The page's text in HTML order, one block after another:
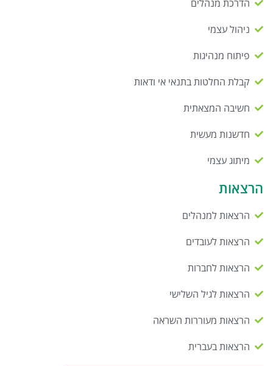
הדרכת מנהלים
ניהול עצמי
פיתוח מנהיגות
קבלת החלטות בתנאי אי ודאות
חשיבה המצאתית
חדשנות מעשית
מיתוג עצמי
הרצאות
הרצאות למנהלים
הרצאות לעובדים
הרצאות לחברות
הרצאות לגיל השלישי
הרצאות מעוררות השראה
הרצאות בעברית